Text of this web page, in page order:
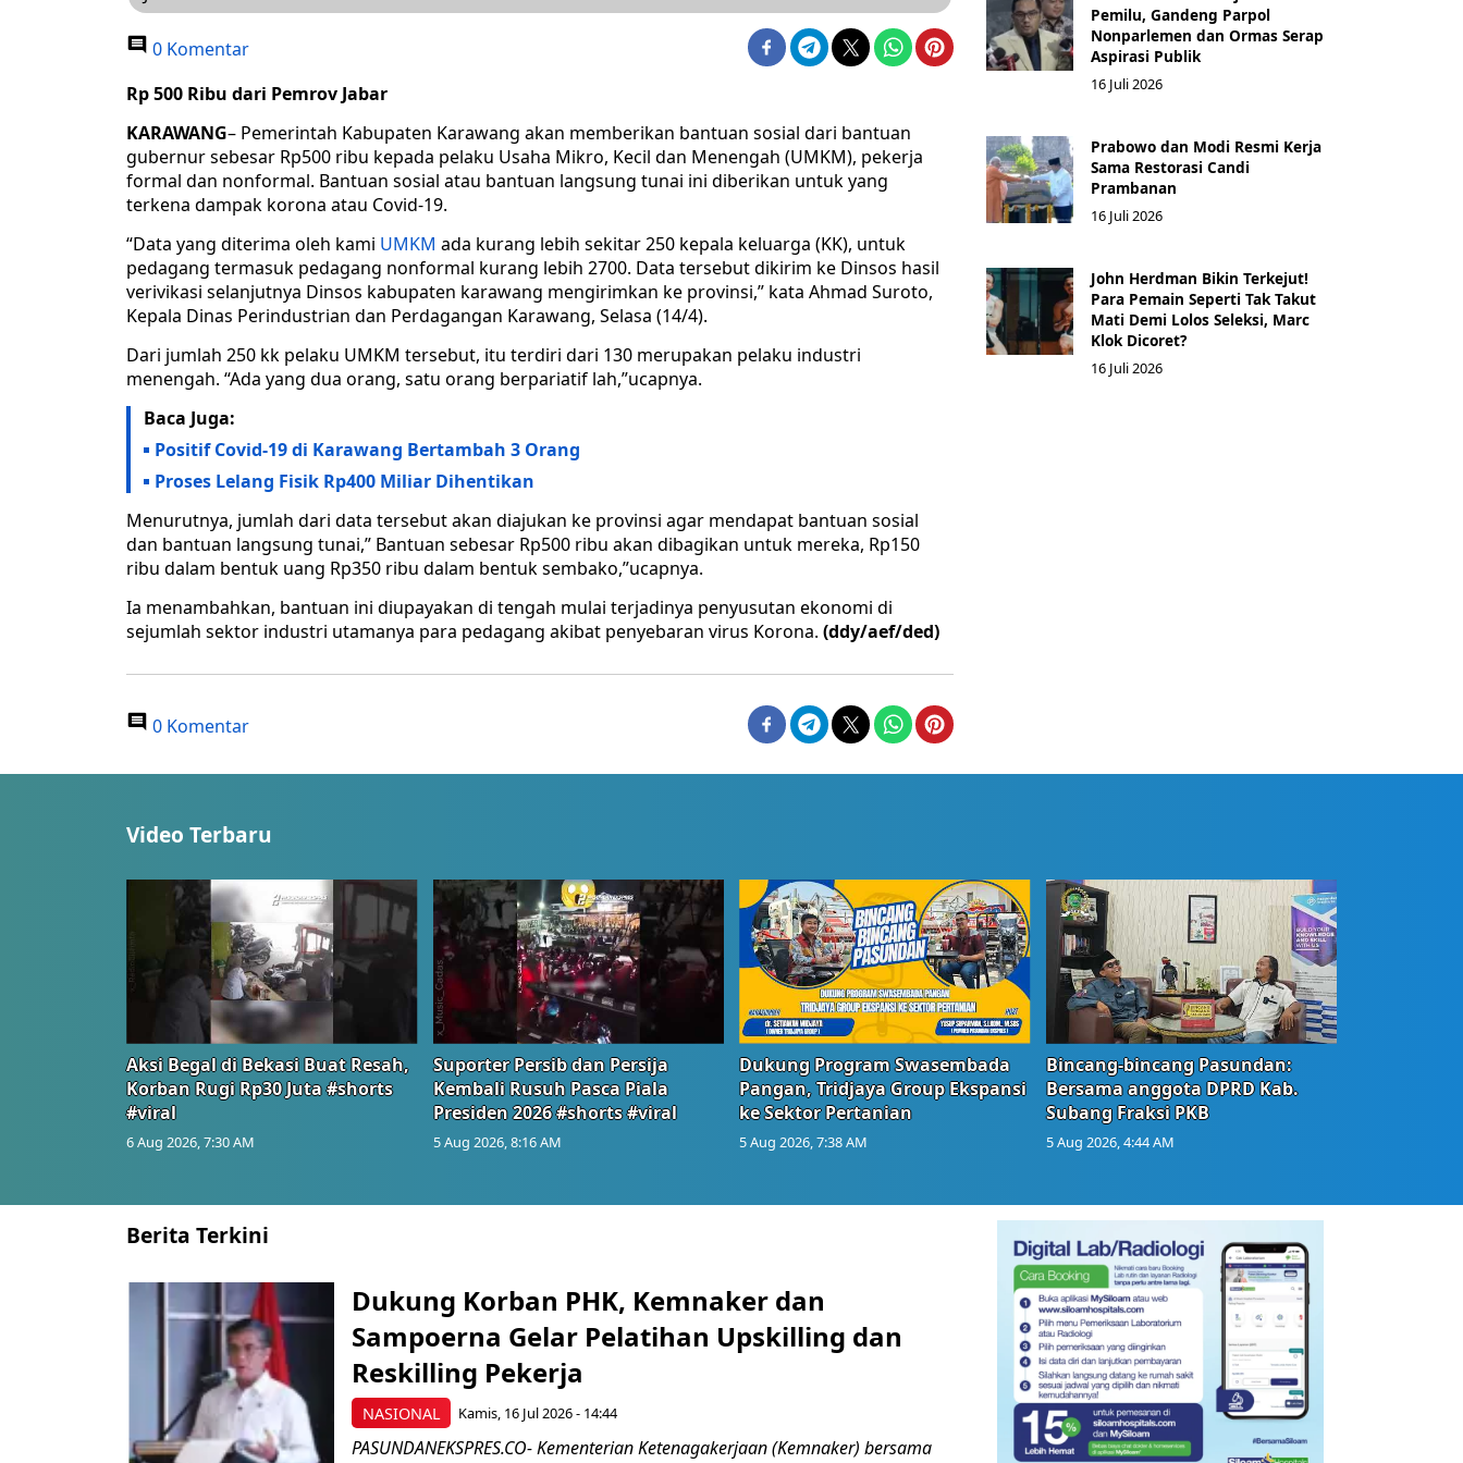
0 Komentar
Rp 500 Ribu dari Pemrov Jabar
KARAWANG– Pemerintah Kabupaten Karawang akan memberikan bantuan sosial dari bantuan
gubernur sebesar Rp500 ribu kepada pelaku Usaha Mikro, Kecil dan Menengah (UMKM), pekerja
formal dan nonformal. Bantuan sosial atau bantuan langsung tunai ini diberikan untuk yang
terkena dampak korona atau Covid-19.
“Data yang diterima oleh kami UMKM ada kurang lebih sekitar 250 kepala keluarga (KK), untuk
pedagang termasuk pedagang nonformal kurang lebih 2700. Data tersebut dikirim ke Dinsos hasil
verivikasi selanjutnya Dinsos kabupaten karawang mengirimkan ke provinsi,” kata Ahmad Suroto,
Kepala Dinas Perindustrian dan Perdagangan Karawang, Selasa (14/4).
Dari jumlah 250 kk pelaku UMKM tersebut, itu terdiri dari 130 merupakan pelaku industri
menengah. “Ada yang dua orang, satu orang berpariatif lah,”ucapnya.
Baca Juga:
Positif Covid-19 di Karawang Bertambah 3 Orang
Proses Lelang Fisik Rp400 Miliar Dihentikan
Menurutnya, jumlah dari data tersebut akan diajukan ke provinsi agar mendapat bantuan sosial
dan bantuan langsung tunai,” Bantuan sebesar Rp500 ribu akan dibagikan untuk mereka, Rp150
ribu dalam bentuk uang Rp350 ribu dalam bentuk sembako,”ucapnya.
Ia menambahkan, bantuan ini diupayakan di tengah mulai terjadinya penyusutan ekonomi di
sejumlah sektor industri utamanya para pedagang akibat penyebaran virus Korona. (ddy/aef/ded)
0 Komentar
Pemilu, Gandeng Parpol
Nonparlemen dan Ormas Serap
Aspirasi Publik
16 Juli 2026
Prabowo dan Modi Resmi Kerja
Sama Restorasi Candi
Prambanan
16 Juli 2026
John Herdman Bikin Terkejut!
Para Pemain Seperti Tak Takut
Mati Demi Lolos Seleksi, Marc
Klok Dicoret?
16 Juli 2026
Video Terbaru
Aksi Begal di Bekasi Buat Resah,
Korban Rugi Rp30 Juta #shorts
#viral
6 Aug 2026, 7:30 AM
Suporter Persib dan Persija
Kembali Rusuh Pasca Piala
Presiden 2026 #shorts #viral
5 Aug 2026, 8:16 AM
Dukung Program Swasembada
Pangan, Tridjaya Group Ekspansi
ke Sektor Pertanian
5 Aug 2026, 7:38 AM
Bincang-bincang Pasundan:
Bersama anggota DPRD Kab.
Subang Fraksi PKB
5 Aug 2026, 4:44 AM
Berita Terkini
NASIONAL
Dukung Korban PHK, Kemnaker dan
Sampoerna Gelar Pelatihan Upskilling dan
Reskilling Pekerja
Kamis, 16 Jul 2026 - 14:44
PASUNDANEKSPRES.CO- Kementerian Ketenagakerjaan (Kemnaker) bersama